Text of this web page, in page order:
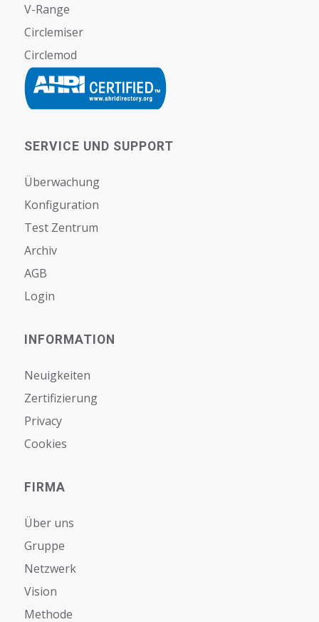
V-Range
Circlemiser
Circlemod
SERVICE UND SUPPORT
Überwachung
Konfiguration
Test Zentrum
Archiv
AGB
Login
INFORMATION
Neuigkeiten
Zertifizierung
Privacy
Cookies
FIRMA
Über uns
Gruppe
Netzwerk
Vision
Мethode